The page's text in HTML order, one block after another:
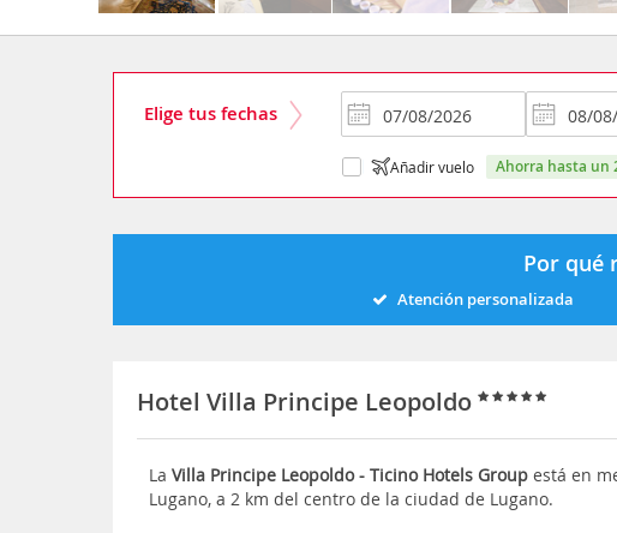
Elige tus fechas
Añadir vuelo ahorra hasta un
Por qué
Atención personalizada
Hotel Villa Principe Leopoldo
LaVilla Principe Leopoldo - Ticino Hotels Group está en
Lugano, a 2 km del centro de la ciudad de Lugano.